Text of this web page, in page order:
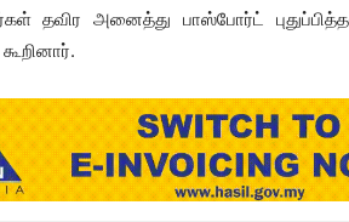
தவிர அனைத்து பாஸ்போர்ட்